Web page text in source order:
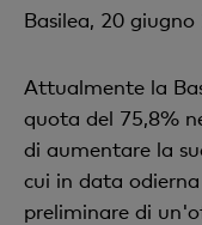
Basilea, 20 giugno
Attualmente la
quota del 75,8%
di aumentare la
cui in data
preliminare di